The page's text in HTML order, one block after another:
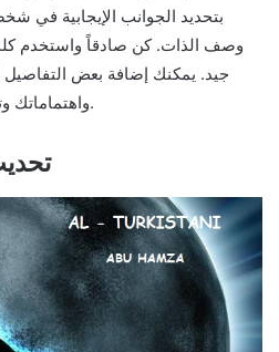
بتحديد الجوانب الإيجابية في
وصف الذات. كن صادقاً واستخدم
جيد. يمكنك إضافة بعض
واهتماماتك وتوضح شخصيتك بطريقة جذابة.